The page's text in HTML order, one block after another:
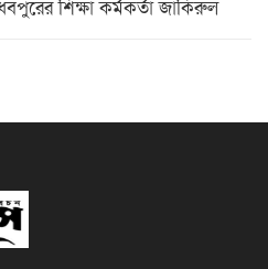
শিক্ষা কর্মকর্তা জাকিরুল